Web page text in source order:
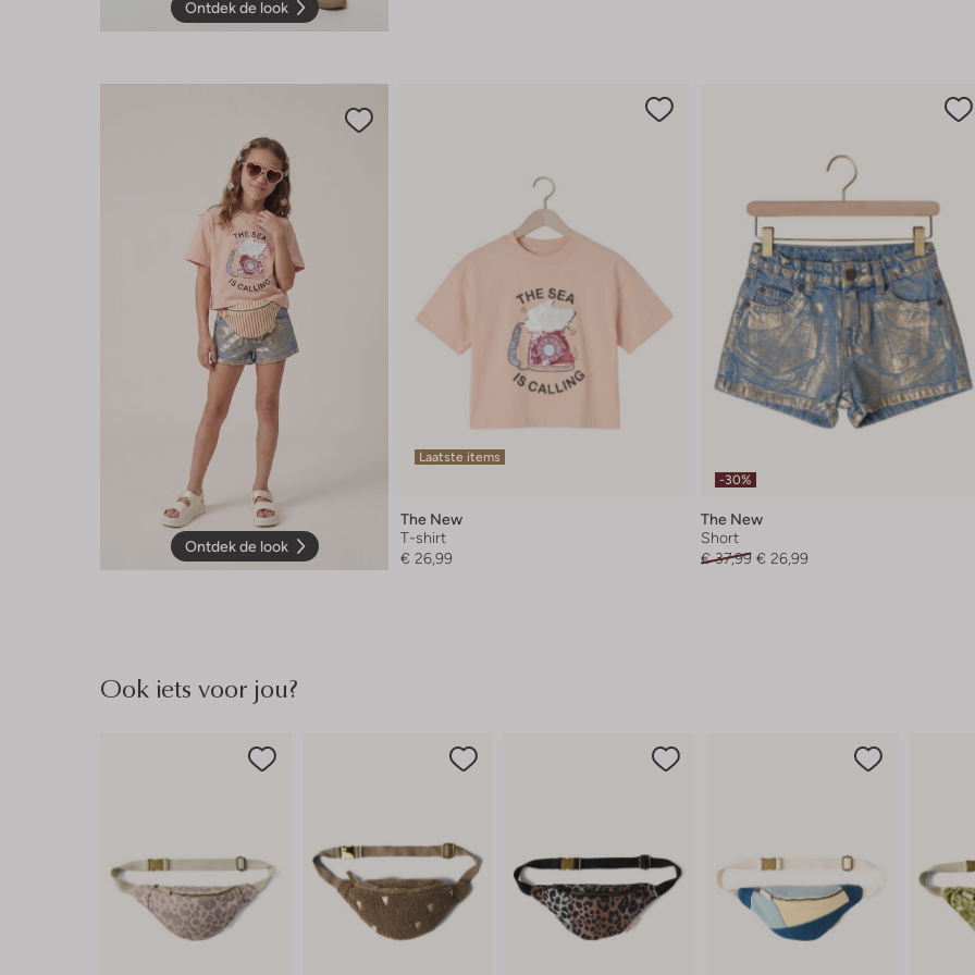
Ontdek de look
Ontdek de look
Laatste items
The New
T-shirt
€ 26,99
-30%
The New
Short
€ 37,99 € 26,99
Ook iets voor jou?